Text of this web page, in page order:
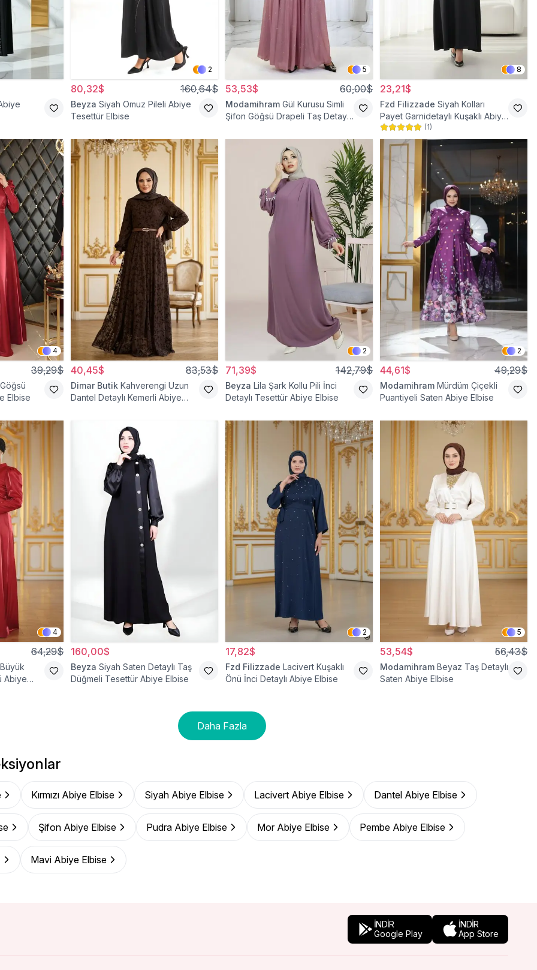
2
80,32$ 160,64$
Beyza Siyah Omuz Pileli Abiye
Tesettür Elbise
5
53,53$ 60,00$
Modamihram Gül Kurusu Simli
Şifon Göğsü Drapeli Taş Detaylı
8
23,21$
Fzd Filizzade Siyah Kolları
Payet Garnidetaylı Kuşaklı Abiye
Elbise
(1)
4
39,29$
Elbise
40,45$ 83,53$
Dimar Butik Kahverengi Uzun
Dantel Detaylı Kemerli Abiye
2
71,39$ 142,79$
Beyza Lila Şark Kollu Pili İnci
Detaylı Tesettür Abiye Elbise
2
44,61$ 49,29$
Modamihram Mürdüm Çiçekli
Puantiyeli Saten Abiye Elbise
4
64,29$
Abiye
160,00$
Beyza Siyah Saten Detaylı Taş
Düğmeli Tesettür Abiye Elbise
2
17,82$
Fzd Filizzade Lacivert Kuşaklı
Önü İnci Detaylı Abiye Elbise
5
53,54$ 56,43$
Modamihram Beyaz Taş Detaylı
Saten Abiye Elbise
Daha Fazla
Kırmızı Abiye Elbise Siyah Abiye Elbise Lacivert Abiye Elbise Dantel Abiye Elbise
Şifon Abiye Elbise Pudra Abiye Elbise Mor Abiye Elbise Pembe Abiye Elbise
Mavi Abiye Elbise
İNDİR
Google Play
İNDİR
App Store